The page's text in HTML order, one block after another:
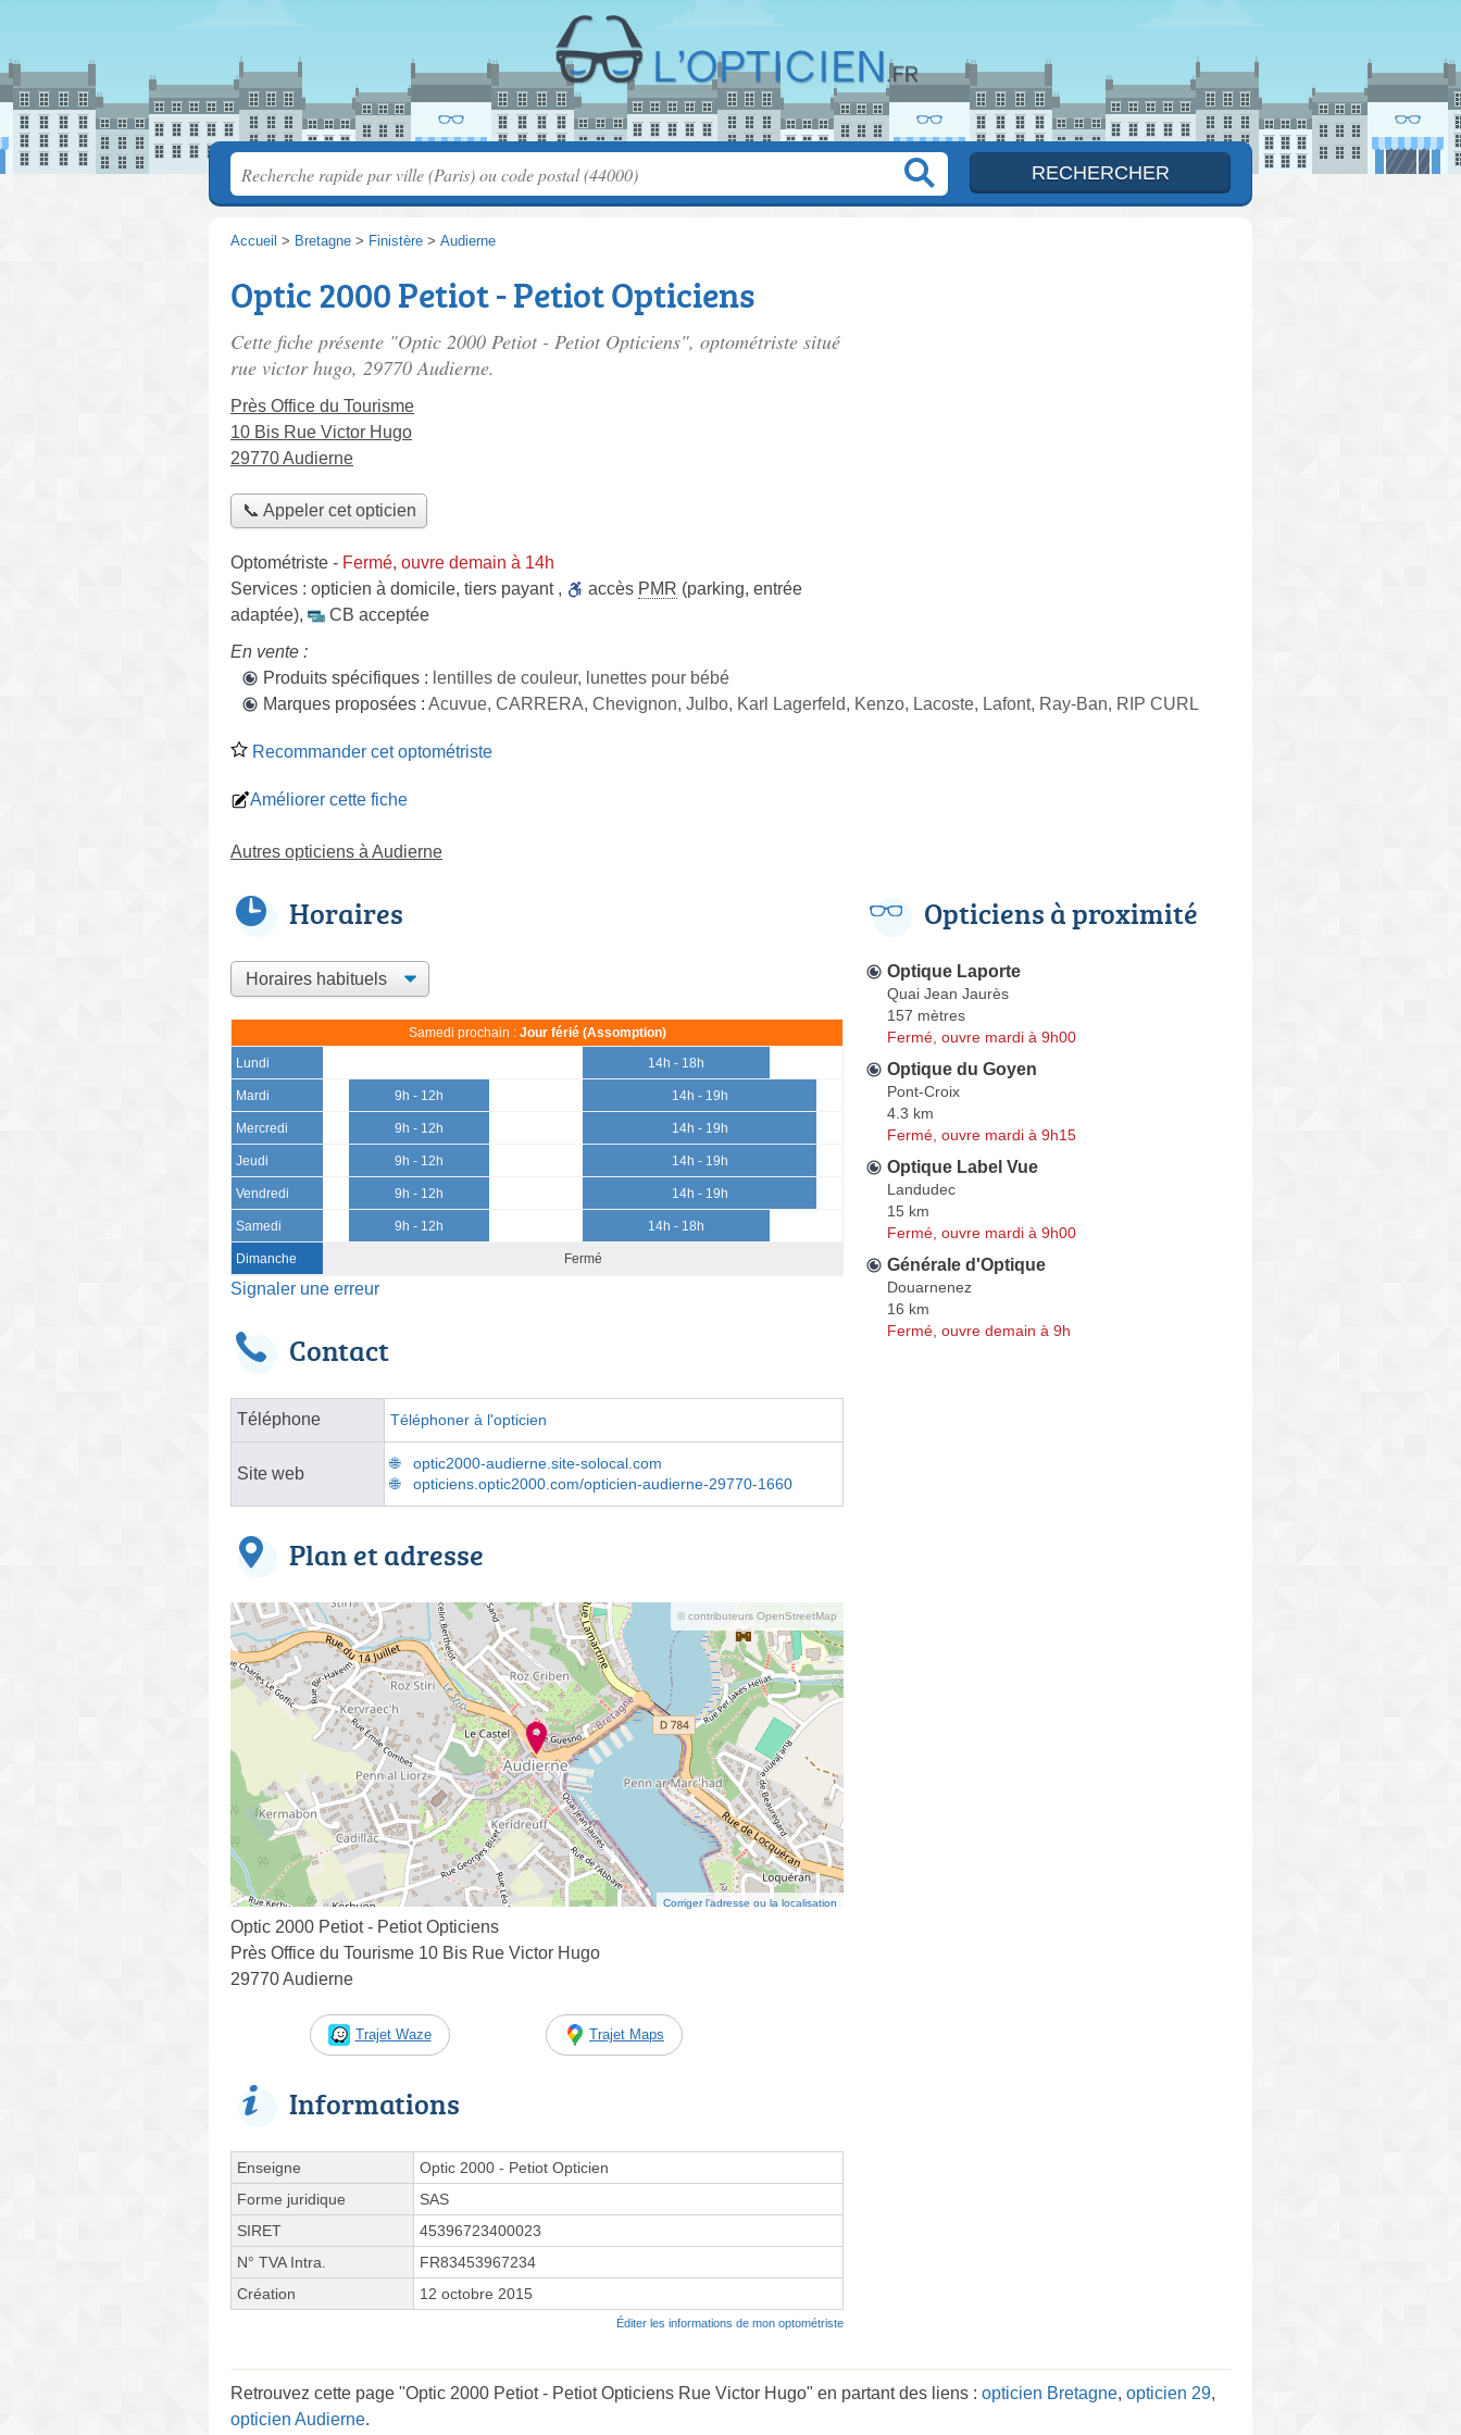
Accueil > Bretagne > Finistère > Audierne
Optic 2000 Petiot - Petiot Opticiens
Cette fiche présente "Optic 2000 Petiot - Petiot Opticiens", optométriste situé
rue victor hugo, 29770 Audierne.
Près Office du Tourisme
10 Bis Rue Victor Hugo
29770 Audierne
📞 Appeler cet opticien
Optométriste - Fermé, ouvre demain à 14h
Services : opticien à domicile, tiers payant , accès PMR (parking, entrée
adaptée),
CB acceptée
En vente :
Produits spécifiques : lentilles de couleur, lunettes pour bébé
Marques proposées : Acuvue, CARRERA, Chevignon, Julbo, Karl Lagerfeld, Kenzo, Lacoste, Lafont, Ray-Ban, RIP CURL
Recommander cet optométriste
Améliorer cette fiche
Autres opticiens à Audierne
Horaires
Samedi prochain : Jour férié (Assomption)
Lundi 14h - 18h
Mardi 9h - 12h 14h - 19h
Mercredi 9h - 12h 14h - 19h
Jeudi 9h - 12h 14h - 19h
Vendredi 9h - 12h 14h - 19h
Samedi 9h - 12h 14h - 18h
Dimanche Fermé
Signaler une erreur
Contact
Téléphone Téléphoner à l'opticien
Site web
optic2000-audierne.site-solocal.com
opticiens.optic2000.com/opticien-audierne-29770-1660
Plan et adresse
© contributeurs OpenStreetMap
Corriger l’adresse ou la localisation
Optic 2000 Petiot - Petiot Opticiens
Près Office du Tourisme 10 Bis Rue Victor Hugo
29770 Audierne
Trajet Waze Trajet Maps
Informations
Enseigne
Optic 2000 - Petiot Opticien
Forme juridique
SAS
SIRET
45396723400023
N° TVA Intra.
FR83453967234
Création
12 octobre 2015
Éditer les informations de mon optométriste
Opticiens à proximité
Optique Laporte
Quai Jean Jaurès
157 mètres
Fermé, ouvre mardi à 9h00
Optique du Goyen
Pont-Croix
4.3 km
Fermé, ouvre mardi à 9h15
Optique Label Vue
Landudec
15 km
Fermé, ouvre mardi à 9h00
Générale d'Optique
Douarnenez
16 km
Fermé, ouvre demain à 9h
Retrouvez cette page "Optic 2000 Petiot - Petiot Opticiens Rue Victor Hugo" en partant des liens : opticien Bretagne, opticien 29,
opticien Audierne.